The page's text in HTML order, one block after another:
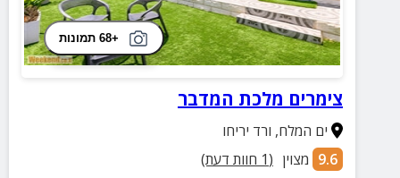
+68 תמונות
צימרים מלכת המדבר
ים המלח, ורד יריחו
9.6 מצוין (
1 חוות דעת)